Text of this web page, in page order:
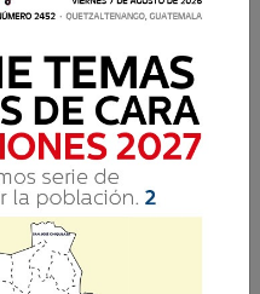
mi padre:
2026 07:00